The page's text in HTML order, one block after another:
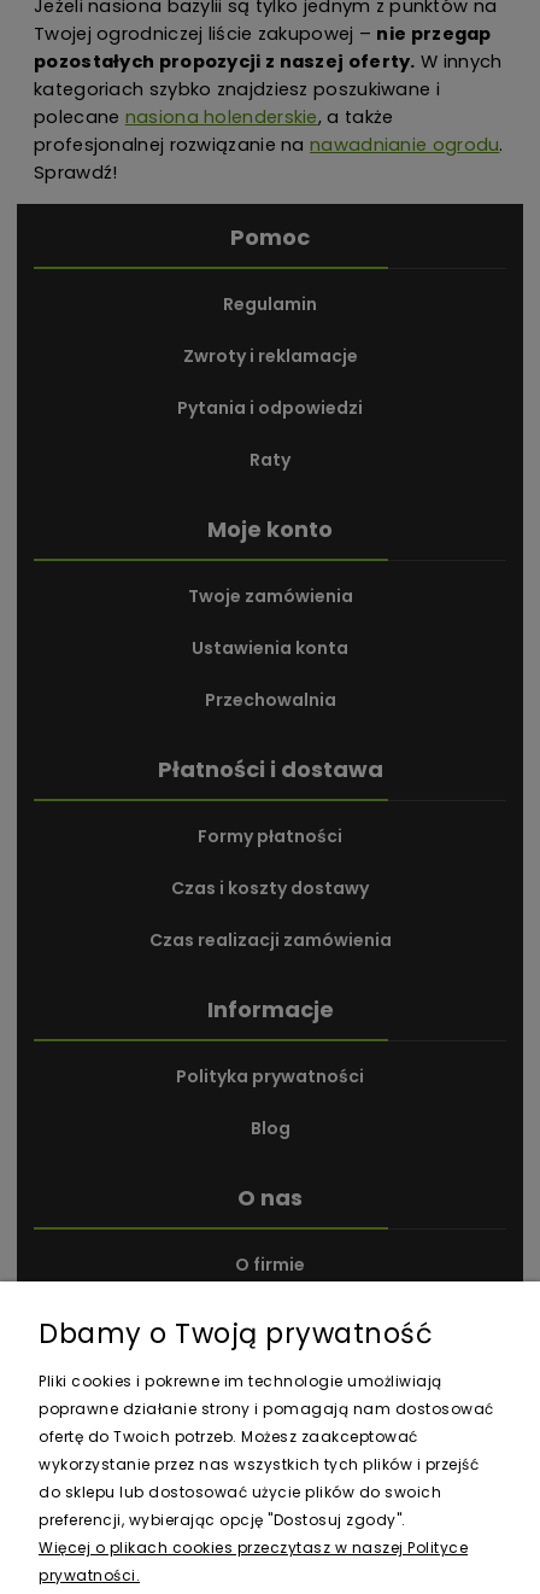
Jeżeli nasiona bazylii są tylko jednym z punktów na
Twojej ogrodniczej liście zakupowej – nie przegap
pozostałych propozycji z naszej oferty. W innych
kategoriach szybko znajdziesz poszukiwane i
polecane nasiona holenderskie, a także
profesjonalnej rozwiązanie nanawadnianie ogrodu.
Sprawdź!
Pomoc
Regulamin
Zwroty i reklamacje
Pytania i odpowiedzi
Raty
Moje konto
Twoje zamówienia
Ustawienia konta
Przechowalnia
Płatności i dostawa
Formy płatności
Czas i koszty dostawy
Czas realizacji zamówienia
Informacje
Polityka prywatności
Blog
O nas
O firmie
Kontakt i dane firmy
Newsletter
Dbamy o Twoją prywatność
Pliki cookies i pokrewne im technologie umożliwiają
poprawne działanie strony i pomagają nam dostosować
ofertę do Twoich potrzeb. Możesz zaakceptować
wykorzystanie przez nas wszystkich tych plików i przejść
do sklepu lub dostosować użycie plików do swoich
preferencji, wybierając opcję "Dostosuj zgody".
Więcej o plikach cookies przeczytasz w naszej Polityce
prywatności.